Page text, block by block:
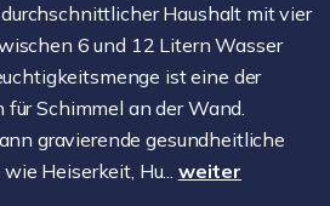
Haushalt mit vier
6 und 12 Litern Wasser
ist eine der
für Schimmel an der Wand.
gravierende gesundheitliche
Heiserkeit, Hu... weiter